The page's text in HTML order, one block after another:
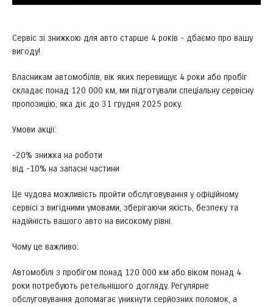
Сервіс зі знижкою для авто старше 4 років - дбаємо про вашу
вигоду!
Власникам автомобілів, вік яких перевищує 4 роки або пробіг
складає понад 120 000 км, ми підготували спеціальну сервісну
пропозицію, яка діє до 31 грудня 2025 року.
Умови акції:
-20% знижка на роботи
від -10% на запасні частини
Це чудова можливість пройти обслуговування у офіційному
сервісі з вигідними умовами, зберігаючи якість, безпеку та
надійність вашого авто на високому рівні.
Чому це важливо:
Автомобілі з пробігом понад 120 000 км або віком понад 4
роки потребують ретельнішого догляду. Регулярне
обслуговування допомагає уникнути серйозних поломок, а